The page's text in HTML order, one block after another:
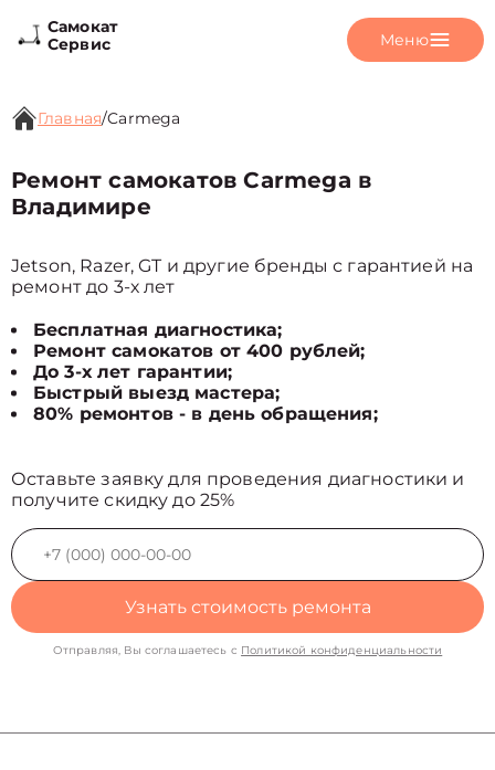
Самокат
Сервис
Меню
Главная/Carmega
Ремонт самокатов Carmega в
Владимире
Jetson, Razer, GT и другие бренды с гарантией на
ремонт до 3-х лет
Бесплатная диагностика;
Ремонт самокатов от 400 рублей;
До 3-х лет гарантии;
Быстрый выезд мастера;
80% ремонтов - в день обращения;
Оставьте заявку для проведения диагностики и
получите скидку до 25%
Узнать стоимость ремонта
Отправляя, Вы соглашаетесь с Политикой конфиденциальности